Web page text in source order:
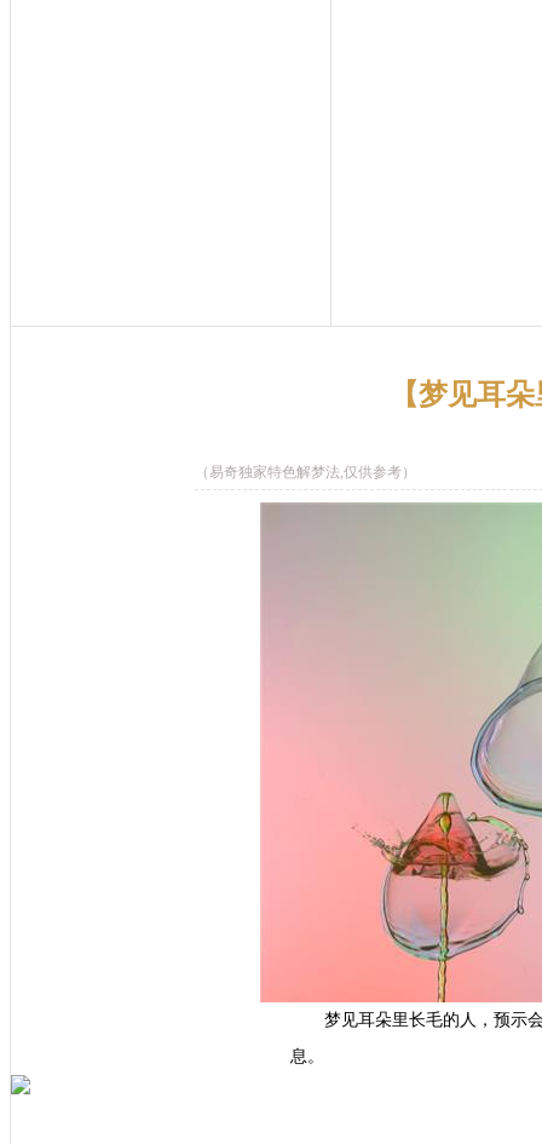
【梦见耳
（易奇独家特色解梦法,仅供参考）
梦见耳朵里长毛的人，预示
息。